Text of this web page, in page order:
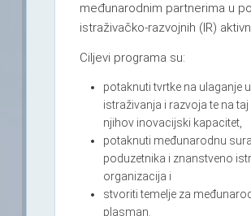
međunarodnim partnerima u
istraživačko-razvojnih (IR)
Ciljevi programa su:
potaknuti tvrtke na ulaganje
istraživanja i razvoja te na
njihov inovacijski kapacitet,
potaknuti međunarodnu
poduzetnika i znanstveno
organizacija i
stvoriti temelje za
plasman.